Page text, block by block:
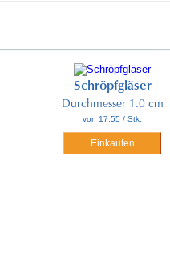
Schröpfgläser
Durchmesser 1.0 cm
von 17.55 / Stk.
Einkaufen